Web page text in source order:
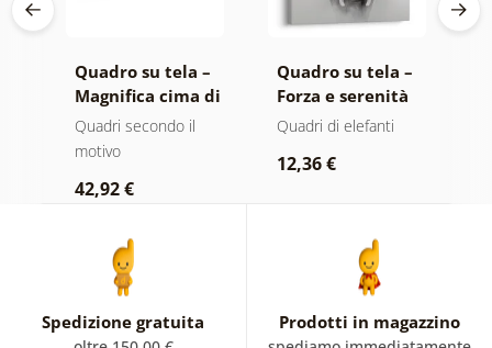
Quadro su tela –
Magnifica cima di
montagna in
bianco e nero
Quadri secondo il
motivo
42,92 €
Quadro su tela –
Forza e serenità
dell'elefante
Quadri di elefanti
12,36 €
Spedizione gratuita Prodotti in magazzino